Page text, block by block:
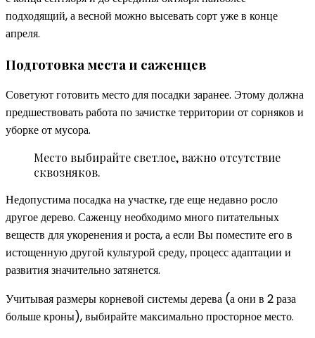
подходящий, а весной можно высевать сорт уже в конце
апреля.
Подготовка места и саженцев
Советуют готовить место для посадки заранее. Этому должна
предшествовать работа по зачистке территории от сорняков и
уборке от мусора.
Место выбирайте светлое, важно отсутствие
сквозняков.
Недопустима посадка на участке, где еще недавно росло
другое дерево. Саженцу необходимо много питательных
веществ для укоренения и роста, а если Вы поместите его в
истощенную другой культурой среду, процесс адаптации и
развития значительно затянется.
Учитывая размеры корневой системы дерева (а они в 2 раза
больше кроны), выбирайте максимально просторное место.